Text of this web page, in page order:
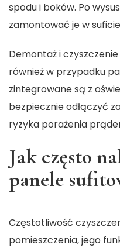
spodu i boków. Po
zamontować je w
Demontaż i czyszczenie
również w przypadku
zintegrowane są z
bezpiecznie odłączyć
ryzyka porażenia
Jak często
panele
Częstotliwość
pomieszczenia, jego